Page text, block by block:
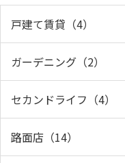
戸建て賃貸（4）
ガーデニング（2）
セカンドライフ（4）
路面店（14）